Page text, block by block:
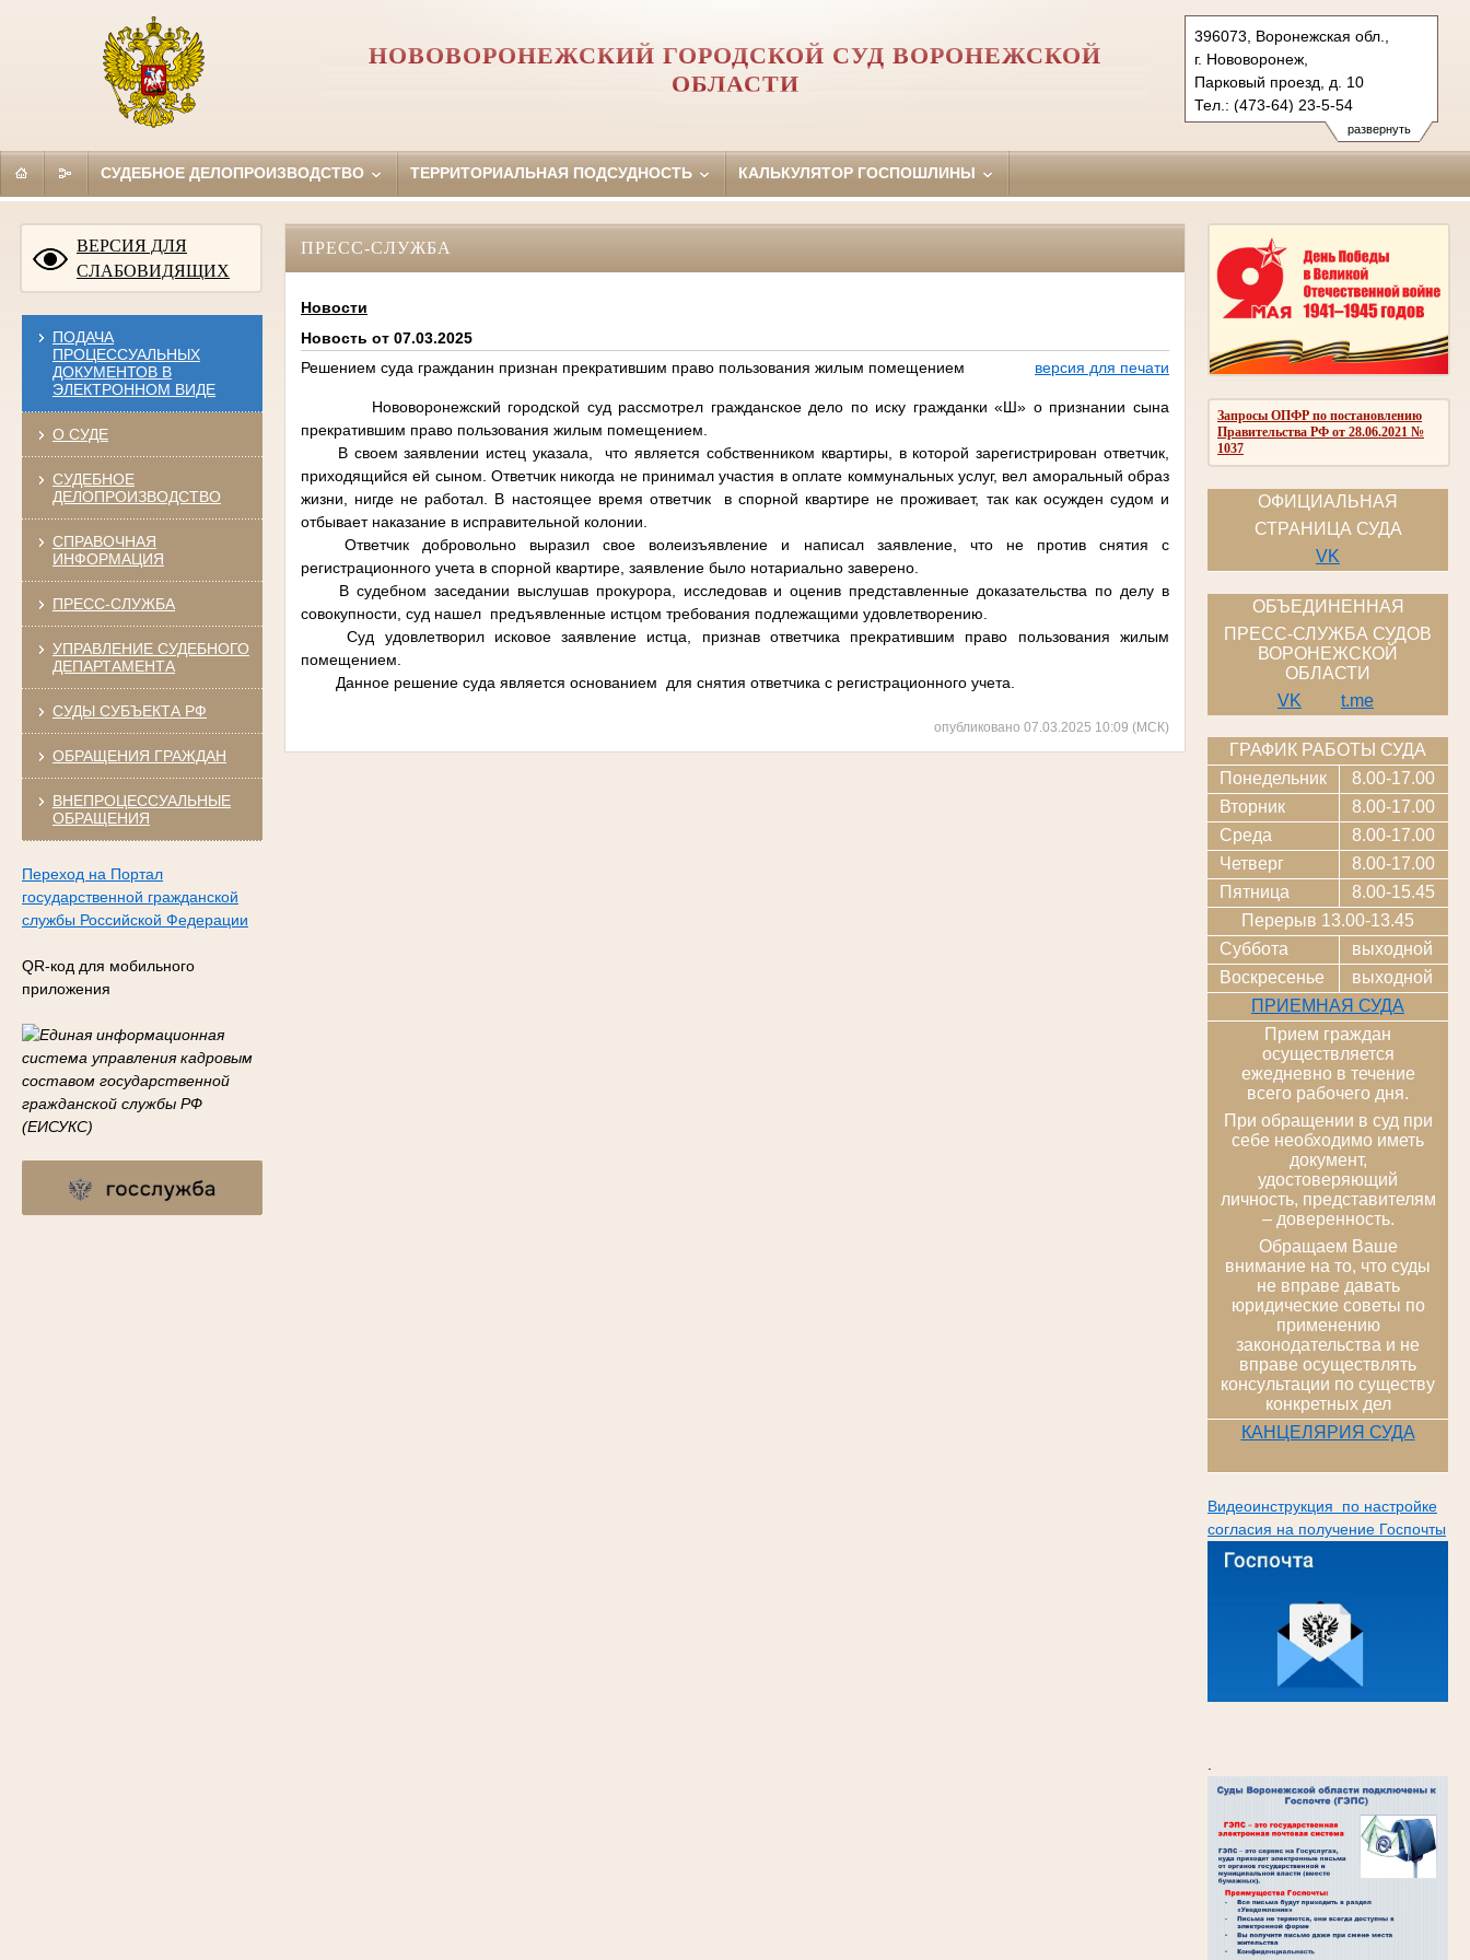
развернуть
396073, Воронежская обл.,
г. Нововоронеж,
Парковый проезд, д. 10
Тел.: (473-64) 23-5-54
novovoronezhsky.vrn@sudrf.ru
НОВОВОРОНЕЖСКИЙ ГОРОДСКОЙ СУД ВОРОНЕЖСКОЙ
ОБЛАСТИ
СУДЕБНОЕ ДЕЛОПРОИЗВОДСТВО ТЕРРИТОРИАЛЬНАЯ ПОДСУДНОСТЬ КАЛЬКУЛЯТОР ГОСПОШЛИНЫ
ВЕРСИЯ ДЛЯ
СЛАБОВИДЯЩИХ
ПОДАЧА
ПРОЦЕССУАЛЬНЫХ
ДОКУМЕНТОВ В
ЭЛЕКТРОННОМ ВИДЕ
О СУДЕ
СУДЕБНОЕ
ДЕЛОПРОИЗВОДСТВО
СПРАВОЧНАЯ
ИНФОРМАЦИЯ
ПРЕСС-СЛУЖБА
УПРАВЛЕНИЕ СУДЕБНОГО
ДЕПАРТАМЕНТА
СУДЫ СУБЪЕКТА РФ
ОБРАЩЕНИЯ ГРАЖДАН
ВНЕПРОЦЕССУАЛЬНЫЕ
ОБРАЩЕНИЯ
Переход на Портал
государственной гражданской
службы Российской Федерации
QR-код для мобильного
приложения
Запросы ОПФР по постановлению
Правительства РФ от 28.06.2021 №
1037
ОФИЦИАЛЬНАЯ
СТРАНИЦА СУДА
VK
ОБЪЕДИНЕННАЯ
ПРЕСС-СЛУЖБА СУДОВ
ВОРОНЕЖСКОЙ
ОБЛАСТИ
VK
t.me
ГРАФИК РАБОТЫ СУДА
Понедельник
8.00-17.00
Вторник
8.00-17.00
Среда
8.00-17.00
Четверг
8.00-17.00
Пятница
8.00-15.45
Перерыв 13.00-13.45
Суббота
выходной
Воскресенье
выходной
ПРИЕМНАЯ СУДА
Прием граждан
осуществляется
ежедневно в течение
всего рабочего дня.
При обращении в суд при
себе необходимо иметь
документ,
удостоверяющий
личность, представителям
– доверенность.
Обращаем Ваше
внимание на то, что суды
не вправе давать
юридические советы по
применению
законодательства и не
вправе осуществлять
консультации по существу
конкретных дел
КАНЦЕЛЯРИЯ СУДА
Видеоинструкция по настройке
согласия на получение Госпочты
ПРЕСС-СЛУЖБА
Новости
Новость от 07.03.2025
Решением суда гражданин признан прекратившим право пользования жилым помещением
версия для печати
Нововоронежский городской суд рассмотрел гражданское дело по иску гражданки «Ш» о признании сына
прекратившим право пользования жилым помещением.
В своем заявлении истец указала, что является собственником квартиры, в которой зарегистрирован ответчик,
приходящийся ей сыном. Ответчик никогда не принимал участия в оплате коммунальных услуг, вел аморальный образ
жизни, нигде не работал. В настоящее время ответчик в спорной квартире не проживает, так как осужден судом и
отбывает наказание в исправительной колонии.
Ответчик добровольно выразил свое волеизъявление и написал заявление, что не против снятия с
регистрационного учета в спорной квартире, заявление было нотариально заверено.
В судебном заседании выслушав прокурора, исследовав и оценив представленные доказательства по делу в
совокупности, суд нашел предъявленные истцом требования подлежащими удовлетворению.
Суд удовлетворил исковое заявление истца, признав ответчика прекратившим право пользования жилым
помещением.
Данное решение суда является основанием для снятия ответчика с регистрационного учета.
опубликовано 07.03.2025 10:09 (МСК)